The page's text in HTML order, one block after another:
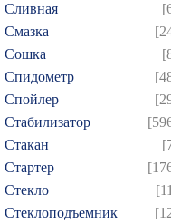
Сливная
Смазка
Сошка
Спидометр
Спойлер
Стабилизатор
Стакан
Стартер
Стекло
Стеклоподъемник